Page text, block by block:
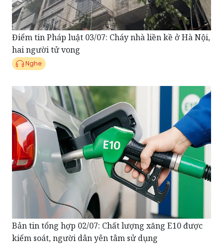
Điểm tin Pháp luật 03/07: Cháy nhà liền kề ở Hà Nội,
hai người tử vong
Nghe
Bản tin tổng hợp 02/07: Chất lượng xăng E10 được
kiểm soát, người dân yên tâm sử dụng
Nghe